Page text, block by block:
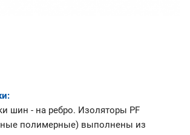
шин - на ребро. Изоляторы PF
полимерные) выполнены из